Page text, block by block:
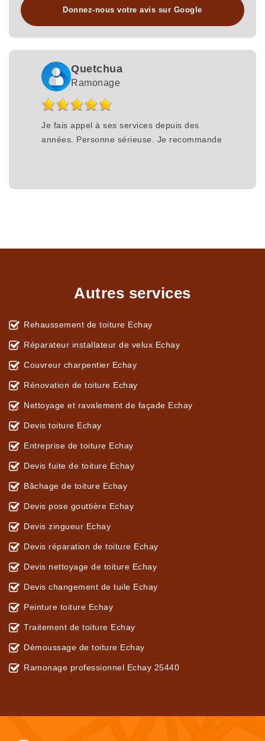
Donnez-nous votre avis sur Google
Quetchua
Ramonage
Je fais appel à ses services depuis des
années. Personne sérieuse. Je recommande
Autres services
Rehaussement de toiture Echay
Réparateur installateur de velux Echay
Couvreur charpentier Echay
Rénovation de toiture Echay
Nettoyage et ravalement de façade Echay
Devis toiture Echay
Entreprise de toiture Echay
Devis fuite de toiture Echay
Bâchage de toiture Echay
Devis pose gouttière Echay
Devis zingueur Echay
Devis réparation de toiture Echay
Devis nettoyage de toiture Echay
Devis changement de tuile Echay
Peinture toiture Echay
Traitement de toiture Echay
Démoussage de toiture Echay
Ramonage professionnel Echay 25440